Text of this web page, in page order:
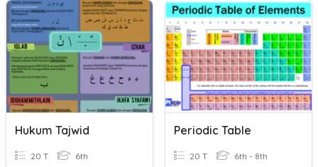
Hukum Tajwid
20 T 6th
Periodic Table
20 T 6th - 8th